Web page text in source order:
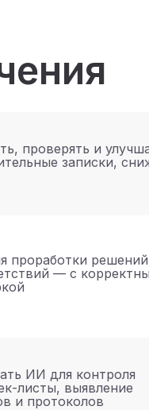
проверять и
записки,
проработки
— с
ИИ для контроля
листы, выявление
и протоколов